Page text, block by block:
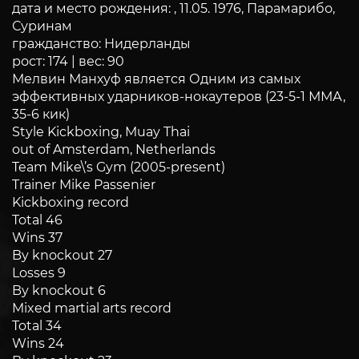
дата и место рождения: , 11.05. 1976, Парамарибо,
Суринам
гражданство: Нидерланды
рост: 174 | вес: 90
Мелвин Манхуф является Одним из самых
эффективных ударников-нокаутеров (23-5-1 ММА,
35-6 кик)
Style Kickboxing, Muay Thai
out of Amsterdam, Netherlands
Team Mike\’s Gym (2005-present)
Trainer Mike Passenier
Kickboxing record
Total 46
Wins 37
By knockout 27
Losses 9
By knockout 6
Mixed martial arts record
Total 34
Wins 24